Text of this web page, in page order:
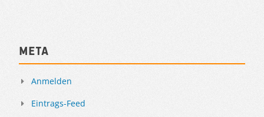
Meta
Anmelden
Eintrags-Feed